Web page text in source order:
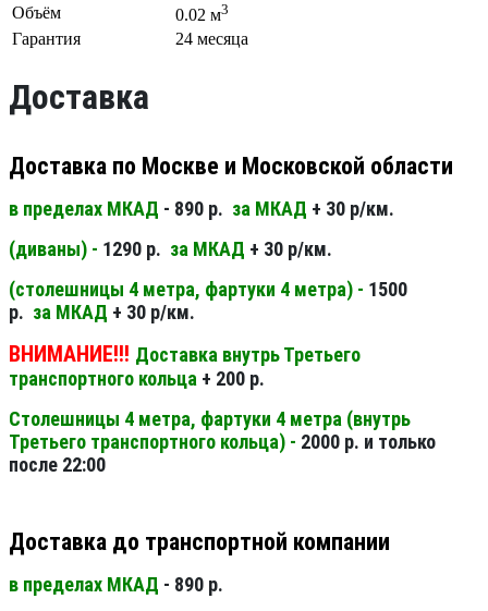
Объём
0.02 м3
Гарантия 24 месяца
Доставка
Доставка по Москве и Московской области
в пределах МКАД - 890 р. за МКАД + 30 р/км.
(диваны) - 1290 р. за МКАД + 30 р/км.
(столешницы 4 метра, фартуки 4 метра) - 1500
р. за МКАД + 30 р/км.
ВНИМАНИЕ!!! Доставка внутрь Третьего
транспортного кольца + 200 р.
Столешницы 4 метра, фартуки 4 метра (внутрь
Третьего транспортного кольца) - 2000 р. и только
после 22:00
Доставка до транспортной компании
в пределах МКАД - 890 р.